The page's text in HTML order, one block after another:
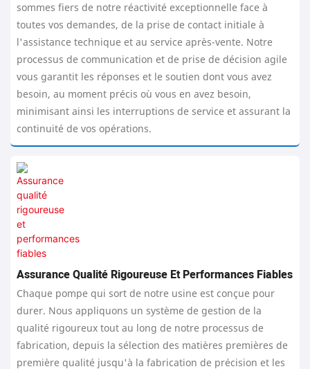
sommes fiers de notre réactivité exceptionnelle face à
toutes vos demandes, de la prise de contact initiale à
l'assistance technique et au service après-vente. Notre
processus de communication et de prise de décision agile
vous garantit les réponses et le soutien dont vous avez
besoin, au moment précis où vous en avez besoin,
minimisant ainsi les interruptions de service et assurant la
continuité de vos opérations.
Assurance Qualité Rigoureuse Et Performances Fiables
Chaque pompe qui sort de notre usine est conçue pour
durer. Nous appliquons un système de gestion de la
qualité rigoureux tout au long de notre processus de
fabrication, depuis la sélection des matières premières de
première qualité jusqu'à la fabrication de précision et les